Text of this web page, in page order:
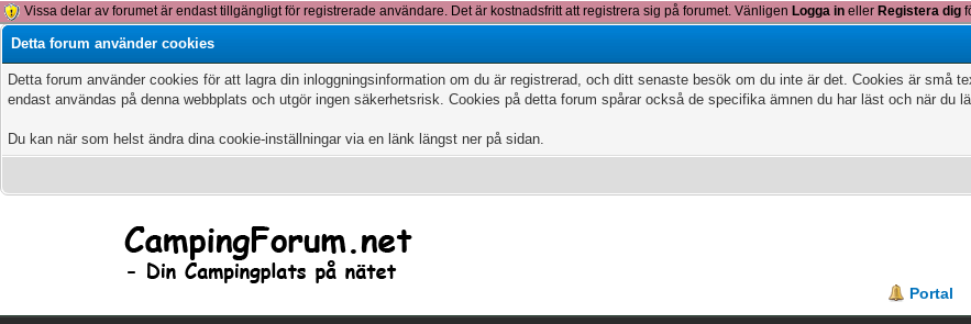
Vissa delar av forumet är endast tillgängligt för registrerade användare. Det är kostnadsfritt att registrera sig på forumet. Vänligen Logga in eller Registera dig
Detta forum använder cookies
Detta forum använder cookies för att lagra din inloggningsinformation om du är registrerad, och ditt senaste besök om du inte är det. Cookies är
endast användas på denna webbplats och utgör ingen säkerhetsrisk. Cookies på detta forum spårar också de specifika ämnen du har läst och när du
Du kan när som helst ändra dina cookie-inställningar via en länk längst ner på sidan.
Portal